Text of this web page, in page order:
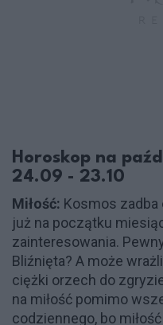
Horoskop na
24.09 - 23.10
Miłość: Kosmos zadba
już na początku
zainteresowania.
Bliźnięta? A może
ciężki orzech do
na miłość pomimo
codziennego, bo